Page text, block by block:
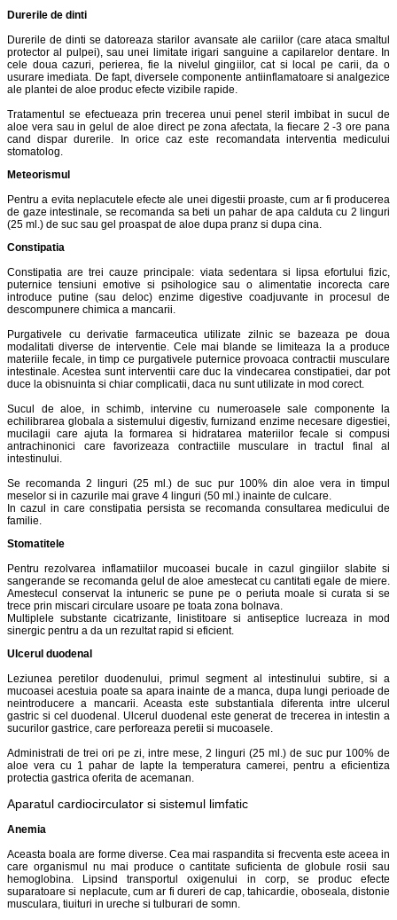
Durerile de dinti
Durerile de dinti se datoreaza starilor avansate ale cariilor (care ataca smaltul
protector al pulpei), sau unei limitate irigari sanguine a capilarelor dentare. In
cele doua cazuri, perierea, fie la nivelul gingiilor, cat si local pe carii, da o
usurare imediata. De fapt, diversele componente antiinflamatoare si analgezice
ale plantei de aloe produc efecte vizibile rapide.
Tratamentul se efectueaza prin trecerea unui penel steril imbibat in sucul de
aloe vera sau in gelul de aloe direct pe zona afectata, la fiecare 2 -3 ore pana
cand dispar durerile. In orice caz este recomandata interventia medicului
stomatolog.
Meteorismul
Pentru a evita neplacutele efecte ale unei digestii proaste, cum ar fi producerea
de gaze intestinale, se recomanda sa beti un pahar de apa calduta cu 2 linguri
(25 ml.) de suc sau gel proaspat de aloe dupa pranz si dupa cina.
Constipatia
Constipatia are trei cauze principale: viata sedentara si lipsa efortului fizic,
puternice tensiuni emotive si psihologice sau o alimentatie incorecta care
introduce putine (sau deloc) enzime digestive coadjuvante in procesul de
descompunere chimica a mancarii.
Purgativele cu derivatie farmaceutica utilizate zilnic se bazeaza pe doua
modalitati diverse de interventie. Cele mai blande se limiteaza la a produce
materiile fecale, in timp ce purgativele puternice provoaca contractii musculare
intestinale. Acestea sunt interventii care duc la vindecarea constipatiei, dar pot
duce la obisnuinta si chiar complicatii, daca nu sunt utilizate in mod corect.
Sucul de aloe, in schimb, intervine cu numeroasele sale componente la
echilibrarea globala a sistemului digestiv, furnizand enzime necesare digestiei,
mucilagii care ajuta la formarea si hidratarea materiilor fecale si compusi
antrachinonici care favorizeaza contractiile musculare in tractul final al
intestinului.
Se recomanda 2 linguri (25 ml.) de suc pur 100% din aloe vera in timpul
meselor si in cazurile mai grave 4 linguri (50 ml.) inainte de culcare.
In cazul in care constipatia persista se recomanda consultarea medicului de
familie.
Stomatitele
Pentru rezolvarea inflamatiilor mucoasei bucale in cazul gingiilor slabite si
sangerande se recomanda gelul de aloe amestecat cu cantitati egale de miere.
Amestecul conservat la intuneric se pune pe o periuta moale si curata si se
trece prin miscari circulare usoare pe toata zona bolnava.
Multiplele substante cicatrizante, linistitoare si antiseptice lucreaza in mod
sinergic pentru a da un rezultat rapid si eficient.
Ulcerul duodenal
Leziunea peretilor duodenului, primul segment al intestinului subtire, si a
mucoasei acestuia poate sa apara inainte de a manca, dupa lungi perioade de
neintroducere a mancarii. Aceasta este substantiala diferenta intre ulcerul
gastric si cel duodenal. Ulcerul duodenal este generat de trecerea in intestin a
sucurilor gastrice, care perforeaza peretii si mucoasele.
Administrati de trei ori pe zi, intre mese, 2 linguri (25 ml.) de suc pur 100% de
aloe vera cu 1 pahar de lapte la temperatura camerei, pentru a eficientiza
protectia gastrica oferita de acemanan.
Aparatul cardiocirculator si sistemul limfatic
Anemia
Aceasta boala are forme diverse. Cea mai raspandita si frecventa este aceea in
care organismul nu mai produce o cantitate suficienta de globule rosii sau
hemoglobina. Lipsind transportul oxigenului in corp, se produc efecte
suparatoare si neplacute, cum ar fi dureri de cap, tahicardie, oboseala, distonie
musculara, tiuituri in ureche si tulburari de somn.